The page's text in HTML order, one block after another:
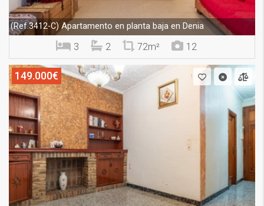
(Ref.3412-C) Apartamento en planta baja en Denia
3 2 72m² 12
149.000€